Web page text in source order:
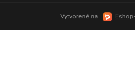
Vytvorené na